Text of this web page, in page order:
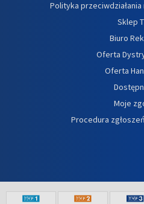
Polityka
Sklep
Biuro
Oferta
Oferta
Moje
Procedura